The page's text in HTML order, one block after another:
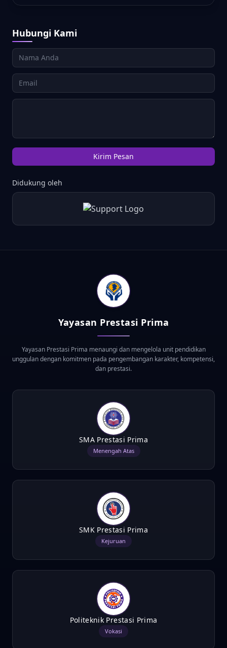
Hubungi Kami
Kirim Pesan
Didukung oleh
Yayasan Prestasi Prima
Yayasan Prestasi Prima menaungi dan mengelola unit pendidikan
unggulan dengan komitmen pada pengembangan karakter, kompetensi,
dan prestasi.
SMA Prestasi Prima
Menengah Atas
SMK Prestasi Prima
Kejuruan
Politeknik Prestasi Prima
Vokasi